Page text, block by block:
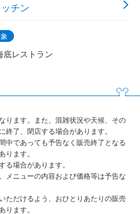
チン
底レストラン
ります。また、混雑状況や天候、その
了、閉店する場合があります。
中であっても予告なく販売終了となる
ます。
る場合があります。
メニューの内容および価格等は予告な
ただけるよう、おひとりあたりの販売
ます。